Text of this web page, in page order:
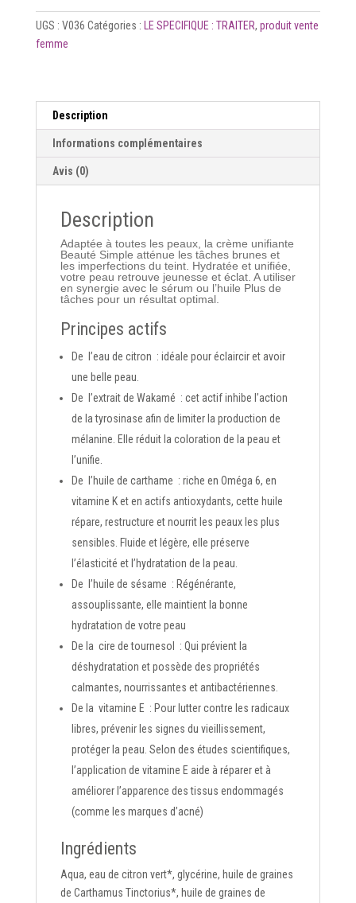
UGS : V036 Catégories : LE SPECIFIQUE : TRAITER, produit vente
femme
Description
Informations complémentaires
Avis (0)
Description
Adaptée à toutes les peaux, la crème unifiante
Beauté Simple atténue les tâches brunes et
les imperfections du teint. Hydratée et unifiée,
votre peau retrouve jeunesse et éclat. A utiliser
en synergie avec le sérum ou l’huile Plus de
tâches pour un résultat optimal.
Principes actifs
De l’eau de citron : idéale pour éclaircir et avoir
une belle peau.
De
l’extrait de Wakamé : cet actif inhibe l’action
de la tyrosinase afin de limiter la production de
mélanine. Elle réduit la coloration de la peau et
l’unifie.
De
l’huile de carthame : riche en Oméga 6, en
vitamine K et en actifs antioxydants, cette huile
répare, restructure et nourrit les peaux les plus
sensibles. Fluide et légère, elle préserve
l’élasticité et l’hydratation de la peau.
De
l’huile de sésame : Régénérante,
assouplissante, elle maintient la bonne
hydratation de votre peau
De la cire de tournesol
: Qui prévient la
déshydratation et possède des propriétés
calmantes, nourrissantes et antibactériennes.
De la vitamine E : Pour lutter contre les radicaux
libres, prévenir les signes du vieillissement,
protéger la peau. Selon des études scientifiques,
l’application de vitamine E aide à réparer et à
améliorer l’apparence des tissus endommagés
(comme les marques d’acné)
Ingrédients
Aqua, eau de citron vert*, glycérine, huile de graines
de Carthamus Tinctorius*, huile de graines de